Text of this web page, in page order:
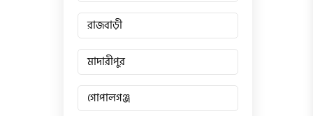
রাজবাড়ী
মাদারীপুর
গোপালগঞ্জ